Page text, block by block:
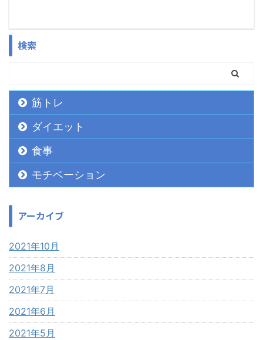
検索
筋トレ
ダイエット
食事
モチベーション
アーカイブ
2021年10月
2021年8月
2021年7月
2021年6月
2021年5月